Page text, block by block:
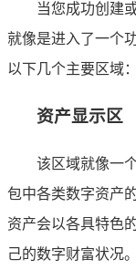
当您成功创建
就像是进入了一个
以下几个主要区域：
资产显示区
该区域就像一
包中各类数字资产
资产会以各具特色
己的数字财富状况。